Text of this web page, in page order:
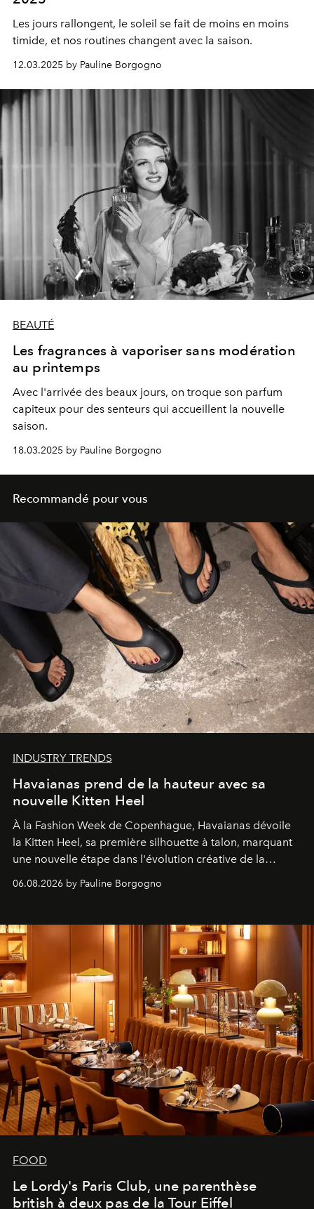
Les jours rallongent, le soleil se fait de moins en moins
timide, et nos routines changent avec la saison.
12.03.2025 by Pauline Borgogno
BEAUTÉ
Les fragrances à vaporiser sans modération
au printemps
Avec l'arrivée des beaux jours, on troque son parfum
capiteux pour des senteurs qui accueillent la nouvelle
saison.
18.03.2025 by Pauline Borgogno
Recommandé pour vous
INDUSTRY TRENDS
Havaianas prend de la hauteur avec sa
nouvelle Kitten Heel
À la Fashion Week de Copenhague, Havaianas dévoile
la Kitten Heel, sa première silhouette à talon, marquant
une nouvelle étape dans l'évolution créative de la
06.08.2026 by Pauline Borgogno
FOOD
Le Lordy's Paris Club, une parenthèse
british à deux pas de la Tour Eiffel